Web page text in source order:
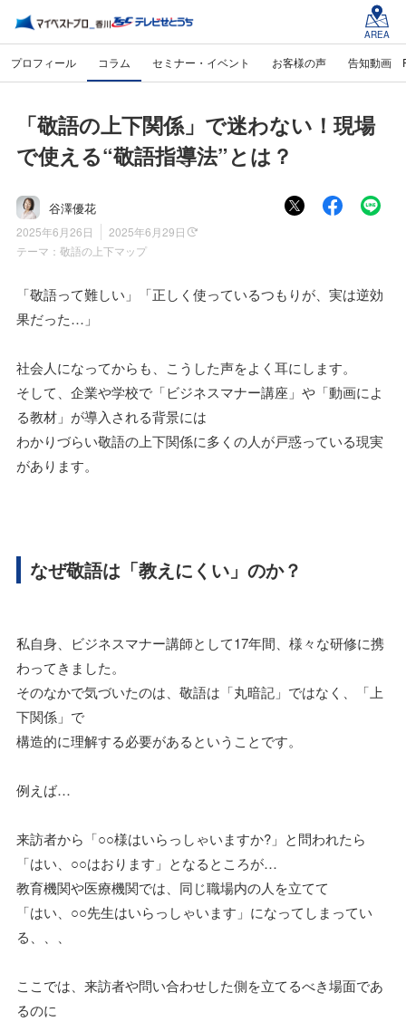
AREA
プロフィール コラム セミナー・イベント お客様の声 告知動画
「敬語の上下関係」で迷わない！現場
で使える“敬語指導法”とは？
谷澤優花
2025年6月26日
2025年6月29日
テーマ： 敬語の上下マップ
「敬語って難しい」「正しく使っているつもりが、実は逆効
果だった…」
社会人になってからも、こうした声をよく耳にします。
そして、企業や学校で「ビジネスマナー講座」や「動画によ
る教材」が導入される背景には
わかりづらい敬語の上下関係に多くの人が戸惑っている現実
があります。
なぜ敬語は「教えにくい」のか？
私自身、ビジネスマナー講師として17年間、様々な研修に携
わってきました。
そのなかで気づいたのは、敬語は「丸暗記」ではなく、「上
下関係」で
構造的に理解する必要があるということです。
例えば…
来訪者から「○○様はいらっしゃいますか?」と問われたら
「はい、○○はおります」となるところが…
教育機関や医療機関では、同じ職場内の人を立てて
「はい、○○先生はいらっしゃいます」になってしまってい
る、、、
ここでは、来訪者や問い合わせした側を立てるべき場面であ
るのに